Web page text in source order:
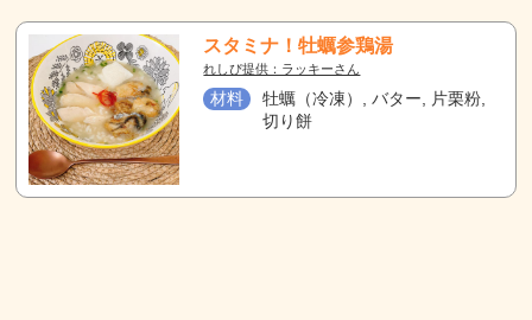
スタミナ！牡蠣参鶏湯
れしぴ提供：ラッキーさん
材料
牡蠣（冷凍）, バター, 片栗粉,
切り餅